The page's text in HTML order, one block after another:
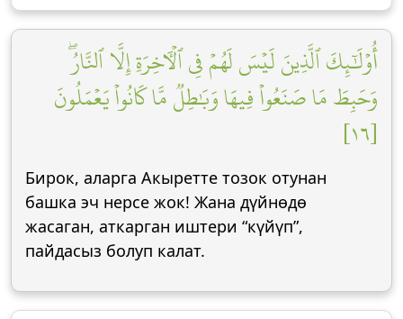
أُوْلَٰٓئِكَ ٱلَّذِينَ لَيۡسَ لَهُمۡ فِي ٱلۡأٓخِرَةِ إِلَّا ٱلنَّارُۖ
وَحَبِطَ مَا صَنَعُواْ فِيهَا وَبَٰطِلٞ مَّا كَانُواْ يَعۡمَلُونَ
[١٦]
Бирок, аларга Акыретте тозок отунан
башка эч нерсе жок! Жана дүйнөдө
жасаган, аткарган иштери “күйүп”,
пайдасыз болуп калат.